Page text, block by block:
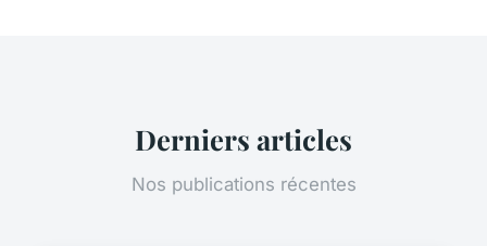
Derniers articles
Nos publications récentes